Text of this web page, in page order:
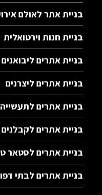
בניית אתר לאולם
בניית חנות וירטואלית
בניית אתרים ליבואנים
בניית אתרים ליצרנים
בניית אתרים לתעשייה
בניית אתרים לקבלנים
בניית אתרים לסטאר
בניית אתרים לבתי